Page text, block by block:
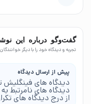
گفت‌وگو درباره این
تجربه و دیدگاه خود را با دیگر
پیش از ارسال دیدگاه
دیدگاه های فینگلیش
دیدگاه های نامرتبط
از درج دیدگاه های